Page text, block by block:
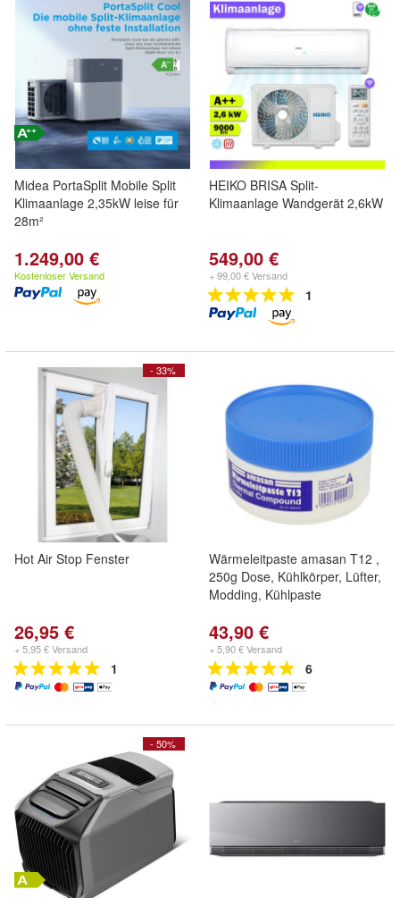
Midea PortaSplit Mobile Split
Klimaanlage 2,35kW leise für
28m²
1.249,00 €
Kostenloser Versand
HEIKO BRISA Split-
Klimaanlage Wandgerät 2,6kW
549,00 €
+ 99,00 € Versand
1
- 33%
Hot Air Stop Fenster
26,95 €
+ 5,95 € Versand
1
Wärmeleitpaste amasan T12 ,
250g Dose, Kühlkörper, Lüfter,
Modding, Kühlpaste
43,90 €
+ 5,90 € Versand
6
- 50%